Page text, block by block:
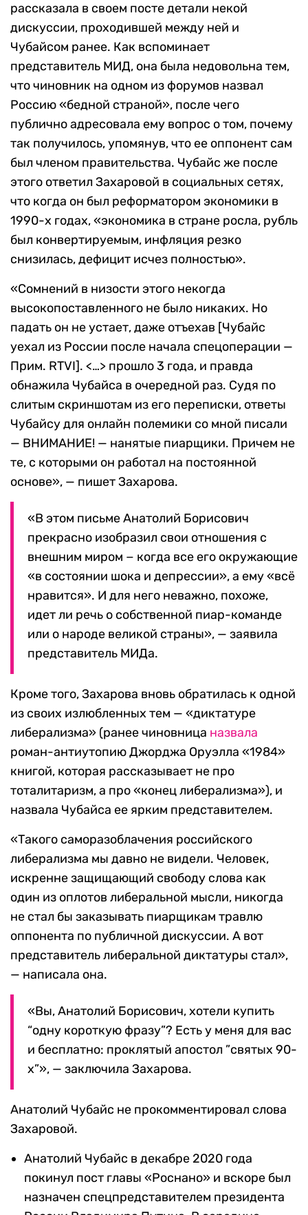
рассказала в своем посте детали некой
дискуссии, проходившей между ней и
Чубайсом ранее. Как вспоминает
представитель МИД, она была недовольна тем,
что чиновник на одном из форумов назвал
Россию «бедной страной», после чего
публично адресовала ему вопрос о том, почему
так получилось, упомянув, что ее оппонент сам
был членом правительства. Чубайс же после
этого ответил Захаровой в социальных сетях,
что когда он был реформатором экономики в
1990-х годах, «экономика в стране росла, рубль
был конвертируемым, инфляция резко
снизилась, дефицит исчез полностью».
«Сомнений в низости этого некогда
высокопоставленного не было никаких. Но
падать он не устает, даже отъехав [Чубайс
уехал из России после начала спецоперации —
Прим. RTVI]. <…> прошло 3 года, и правда
обнажила Чубайса в очередной раз. Судя по
слитым скриншотам из его переписки, ответы
Чубайсу для онлайн полемики со мной писали
— ВНИМАНИЕ! — нанятые пиарщики. Причем не
те, с которыми он работал на постоянной
основе», — пишет Захарова.
«В этом письме Анатолий Борисович
прекрасно изобразил свои отношения с
внешним миром − когда все его окружающие
«в состоянии шока и депрессии», а ему «всё
нравится». И для него неважно, похоже,
идет ли речь о собственной пиар-команде
или о народе великой страны», — заявила
представитель МИДа.
Кроме того, Захарова вновь обратилась к одной
из своих излюбленных тем — «диктатуре
либерализма» (ранее чиновница назвала
роман-антиутопию Джорджа Оруэлла «1984»
книгой, которая рассказывает не про
тоталитаризм, а про «конец либерализма»), и
назвала Чубайса ее ярким представителем.
«Такого саморазоблачения российского
либерализма мы давно не видели. Человек,
искренне защищающий свободу слова как
один из оплотов либеральной мысли, никогда
не стал бы заказывать пиарщикам травлю
оппонента по публичной дискуссии. А вот
представитель либеральной диктатуры стал»,
— написала она.
«Вы, Анатолий Борисович, хотели купить
“одну короткую фразу”? Есть у меня для вас
и бесплатно: проклятый апостол ”святых 90-
х”», — заключила Захарова.
Анатолий Чубайс не прокомментировал слова
Захаровой.
Анатолий Чубайс в декабре 2020 года
покинул пост главы «Роснано» и вскоре был
назначен спецпредставителем президента